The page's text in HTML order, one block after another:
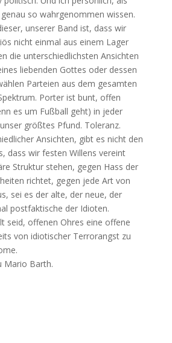
so wahrgenommen wissen.
unserer Band ist, dass wir
nicht einmal aus einem Lager
die unterschiedlichsten Ansichten
liebenden Gottes oder dessen
Parteien aus dem gesamten
Porter ist bunt, offen
es um Fußball geht) in jeder
größtes Pfund. Toleranz.
Ansichten, gibt es nicht den
dass wir festen Willens vereint
Struktur stehen, gegen Hass der
richtet, gegen jede Art von
sei es der alte, der neue, der
postfaktische der Idioten.
seid, offenen Ohres eine offene
von idiotischer Terrorangst zu
Mario Barth.